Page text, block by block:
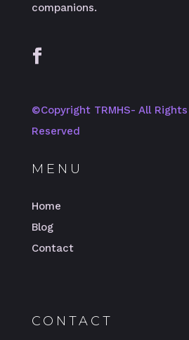
companions.
©️Copyright TRMHS- All Rights
Reserved
MENU
Home
Blog
Contact
CONTACT